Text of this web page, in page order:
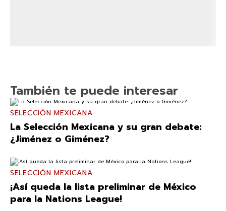
También te puede interesar
SELECCIÓN MEXICANA
La Selección Mexicana y su gran debate:
¿Jiménez o Giménez?
SELECCIÓN MEXICANA
¡Así queda la lista preliminar de México
para la Nations League!